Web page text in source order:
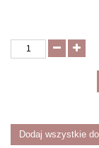
Dodaj wszystkie